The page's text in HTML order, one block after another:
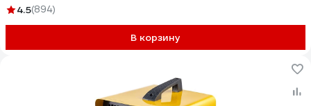
4.5(894)
В корзину